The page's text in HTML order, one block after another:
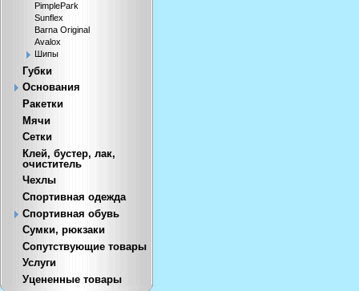
PimplePark
Sunflex
Barna Original
Avalox
Шипы
Губки
Основания
Ракетки
Мячи
Сетки
Клей, бустер, лак,
очиститель
Чехлы
Спортивная одежда
Спортивная обувь
Сумки, рюкзаки
Сопутствующие товары
Услуги
Уцененные товары